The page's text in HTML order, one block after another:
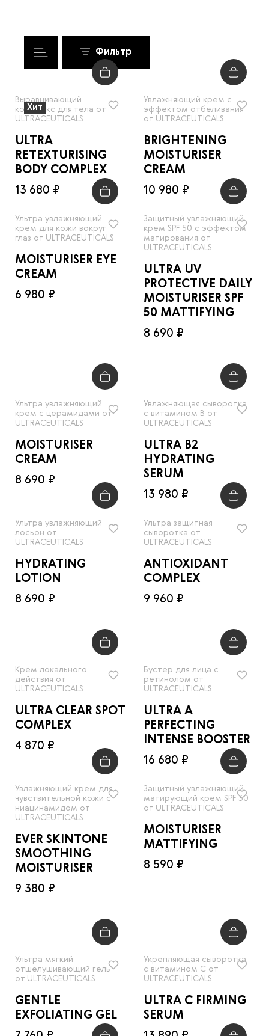
Фильтр
Хит
Выравнивающий
комплекс для тела от
ULTRACEUTICALS
ULTRA
RETEXTURISING
BODY COMPLEX
13 680 ₽
Увлажняющий крем с
эффектом отбеливания
от ULTRACEUTICALS
BRIGHTENING
MOISTURISER
CREAM
10 980 ₽
Ультра увлажняющий
крем для кожи вокруг
глаз от ULTRACEUTICALS
MOISTURISER EYE
CREAM
6 980 ₽
Защитный увлажняющий
крем SPF 50 с эффектом
матирования от
ULTRACEUTICALS
ULTRA UV
PROTECTIVE DAILY
MOISTURISER SPF
50 MATTIFYING
8 690 ₽
Ультра увлажняющий
крем с церамидами от
ULTRACEUTICALS
MOISTURISER
CREAM
8 690 ₽
Увлажняющая сыворотка
с витамином В от
ULTRACEUTICALS
ULTRA B2
HYDRATING
SERUM
13 980 ₽
Ультра увлажняющий
лосьон от
ULTRACEUTICALS
HYDRATING
LOTION
8 690 ₽
Ультра защитная
сыворотка от
ULTRACEUTICALS
ANTIOXIDANT
COMPLEX
9 960 ₽
Крем локального
действия от
ULTRACEUTICALS
ULTRA CLEAR SPOT
COMPLEX
4 870 ₽
Бустер для лица с
ретинолом от
ULTRACEUTICALS
ULTRA A
PERFECTING
INTENSE BOOSTER
16 680 ₽
Увлажняющий крем для
чувствительной кожи с
ниацинамидом от
ULTRACEUTICALS
EVER SKINTONE
SMOOTHING
MOISTURISER
9 380 ₽
Защитный увлажняющий
матирующий крем SPF 30
от ULTRACEUTICALS
MOISTURISER
MATTIFYING
8 590 ₽
Ультра мягкий
отшелушивающий гель
от ULTRACEUTICALS
GENTLE
EXFOLIATING GEL
Укрепляющая сыворотка
с витамином С от
ULTRACEUTICALS
ULTRA C FIRMING
SERUM